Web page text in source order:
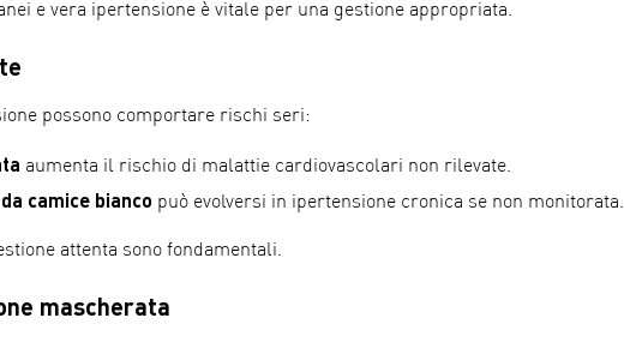
e vera ipertensione è vitale per una gestione appropriata.
possono comportare rischi seri:
aumenta il rischio di malattie cardiovascolari non rilevate.
camice bianco può evolversi in ipertensione cronica se non monitorata.
attenta sono fondamentali.
mascherata